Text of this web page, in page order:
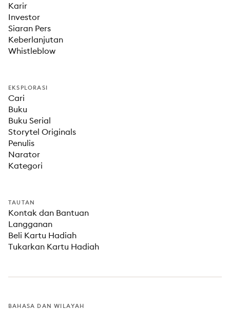
Karir
Investor
Siaran Pers
Keberlanjutan
Whistleblow
EKSPLORASI
Cari
Buku
Buku Serial
Storytel Originals
Penulis
Narator
Kategori
TAUTAN
Kontak dan Bantuan
Langganan
Beli Kartu Hadiah
Tukarkan Kartu Hadiah
BAHASA DAN WILAYAH